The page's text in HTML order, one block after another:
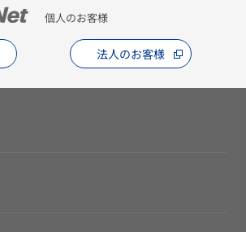
個人のお客様
法人のお客様